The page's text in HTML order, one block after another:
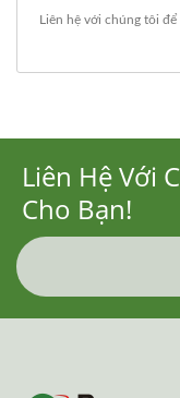
Liên hệ với chúng tôi để
Liên Hệ Với
Cho Bạn!